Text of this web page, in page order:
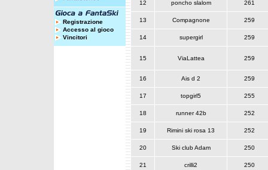
Registrazione
Accesso al gioco
Vincitori
12 poncho slalom 261
13 Compagnone 259
14 supergirl 259
15 ViaLattea 259
16 Ais d 2 259
17 topgirl5 255
18 runner 42b 252
19 Rimini ski rosa 13 252
20 Ski club Adam 250
21 crilli2 250